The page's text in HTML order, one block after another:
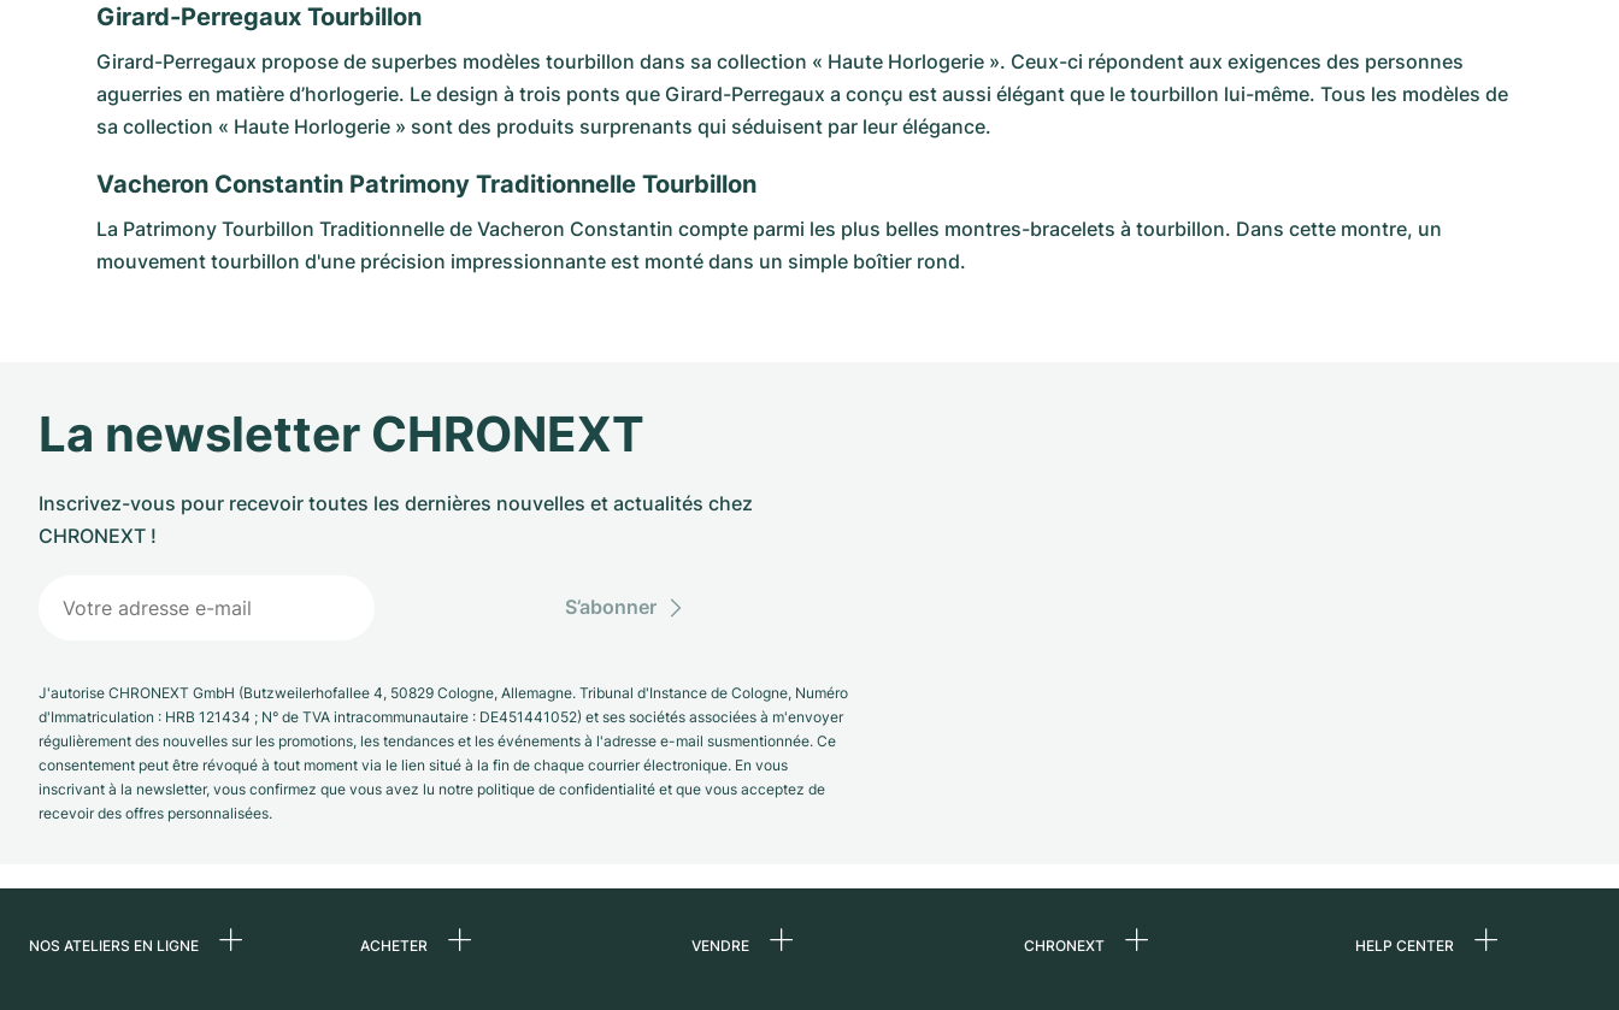
Girard-Perregaux Tourbillon
Girard-Perregaux propose de superbes modèles tourbillon dans sa collection « Haute Horlogerie ». Ceux-ci répondent aux exigences des personnes
aguerries en matière d’horlogerie. Le design à trois ponts que Girard-Perregaux a conçu est aussi élégant que le tourbillon lui-même. Tous les modèles de
sa collection « Haute Horlogerie » sont des produits surprenants qui séduisent par leur élégance.
Vacheron Constantin Patrimony Traditionnelle Tourbillon
La Patrimony Tourbillon Traditionnelle de Vacheron Constantin compte parmi les plus belles montres-bracelets à tourbillon. Dans cette montre, un
mouvement tourbillon d'une précision impressionnante est monté dans un simple boîtier rond.
La newsletter CHRONEXT
Inscrivez-vous pour recevoir toutes les dernières nouvelles et actualités chez
CHRONEXT !
S’abonner
J'autorise CHRONEXT GmbH (Butzweilerhofallee 4, 50829 Cologne, Allemagne. Tribunal d'Instance de Cologne, Numéro
d'Immatriculation : HRB 121434 ; N° de TVA intracommunautaire : DE451441052) et ses sociétés associées à m'envoyer
régulièrement des nouvelles sur les promotions, les tendances et les événements à l'adresse e-mail susmentionnée. Ce
consentement peut être révoqué à tout moment via le lien situé à la fin de chaque courrier électronique. En vous
inscrivant à la newsletter, vous confirmez que vous avez lu notre politique de confidentialité et que vous acceptez de
recevoir des offres personnalisées.
NOS ATELIERS EN LIGNE ACHETER VENDRE CHRONEXT HELP CENTER